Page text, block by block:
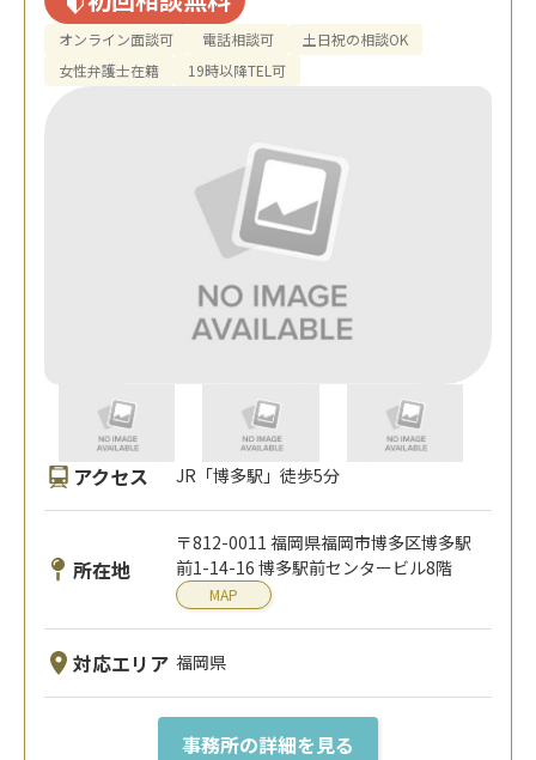
オンライン面談可 電話相談可
土日祝の相談OK
女性弁護士在籍
19時以降TEL可
アクセス JR「博多駅」徒歩5分
所在地
〒812-0011 福岡県福岡市博多区博多駅
前1-14-16 博多駅前センタービル8階
MAP
対応エリア 福岡県
事務所の詳細を見る